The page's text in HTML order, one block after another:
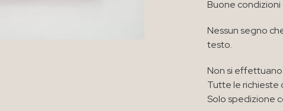
Buone
Nessun segno
testo.
Non si
Tutte le richieste
Solo spedizione